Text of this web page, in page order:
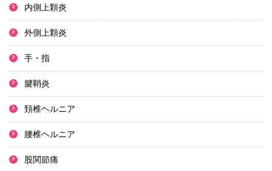
内側上顆炎
外側上顆炎
手・指
腱鞘炎
頚椎ヘルニア
腰椎ヘルニア
股関節痛